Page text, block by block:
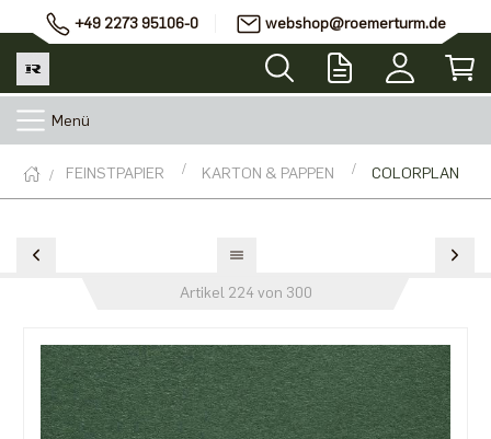
+49 2273 95106-0 webshop@roemerturm.de
Menü
FEINSTPAPIER KARTON & PAPPEN COLORPLAN
Artikel 224 von 300